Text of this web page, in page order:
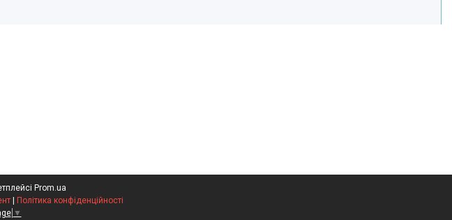
Prom.ua
| Політика конфіденційності
▼